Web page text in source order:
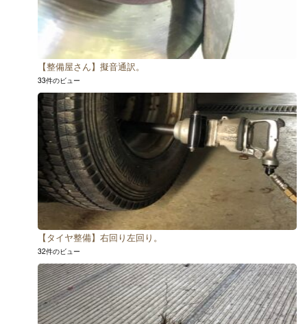
【整備屋さん】擬音通訳。
33件のビュー
【タイヤ整備】右回り左回り。
32件のビュー